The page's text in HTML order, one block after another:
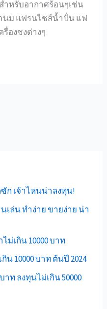
ำหรับอากาศร้อนๆเช่น
นม แฟรนไชส์น้ำปั่น แฟ
องชงต่างๆ
ก เจ้าไหนน่าลงทุน!
เล่น ทำง่าย ขายง่าย น่า
ม่เกิน 10000 บาท
น 10000 บาท ต้นปี 2024
ท ลงทุนไม่เกิน 50000